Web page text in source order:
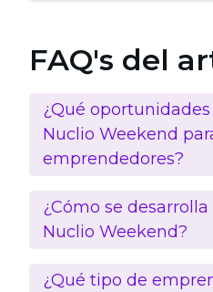
FAQ's del
¿Qué oportunidades
Nuclio Weekend
emprendedores?
¿Cómo se
Nuclio Weekend?
¿Qué tipo de